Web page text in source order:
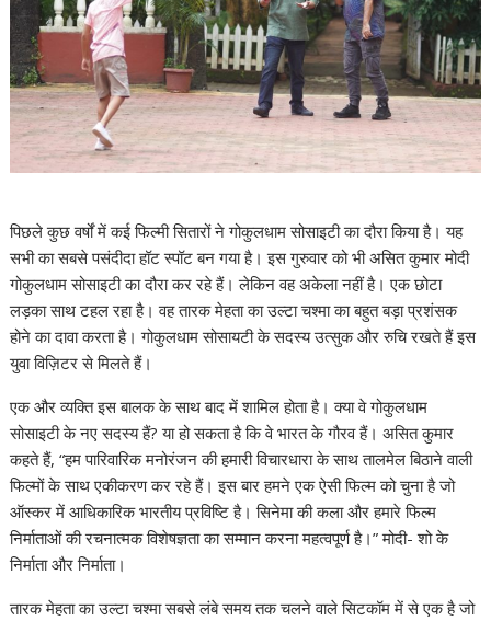
पिछले कुछ वर्षों में कई फिल्मी सितारों ने गोकुलधाम सोसाइटी का दौरा किया है। यह
सभी का सबसे पसंदीदा हॉट स्पॉट बन गया है। इस गुरुवार को भी असित कुमार मोदी
गोकुलधाम सोसाइटी का दौरा कर रहे हैं। लेकिन वह अकेला नहीं है। एक छोटा
लड़का साथ टहल रहा है। वह तारक मेहता का उल्टा चश्मा का बहुत बड़ा प्रशंसक
होने का दावा करता है। गोकुलधाम सोसायटी के सदस्य उत्सुक और रुचि रखते हैं इस
युवा विज़िटर से मिलते हैं।
एक और व्यक्ति इस बालक के साथ बाद में शामिल होता है। क्या वे गोकुलधाम
सोसाइटी के नए सदस्य हैं? या हो सकता है कि वे भारत के गौरव हैं। असित कुमार
कहते हैं, “हम पारिवारिक मनोरंजन की हमारी विचारधारा के साथ तालमेल बिठाने वाली
फिल्मों के साथ एकीकरण कर रहे हैं। इस बार हमने एक ऐसी फिल्म को चुना है जो
ऑस्कर में आधिकारिक भारतीय प्रविष्टि है। सिनेमा की कला और हमारे फिल्म
निर्माताओं की रचनात्मक विशेषज्ञता का सम्मान करना महत्वपूर्ण है।” मोदी- शो के
निर्माता और निर्माता।
तारक मेहता का उल्टा चश्मा सबसे लंबे समय तक चलने वाले सिटकॉम में से एक है जो